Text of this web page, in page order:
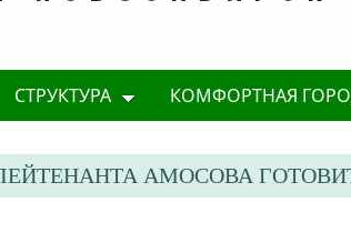
СТРУКТУРА КОМФОРТНАЯ
АМОСОВА